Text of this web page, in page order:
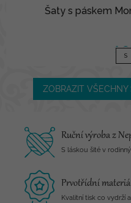
Šaty s páskem
1 S
ZOBRAZIT
Ruční výroba z
S láskou šité v
Prvotřídní
Kvalitní tisk co vydrží